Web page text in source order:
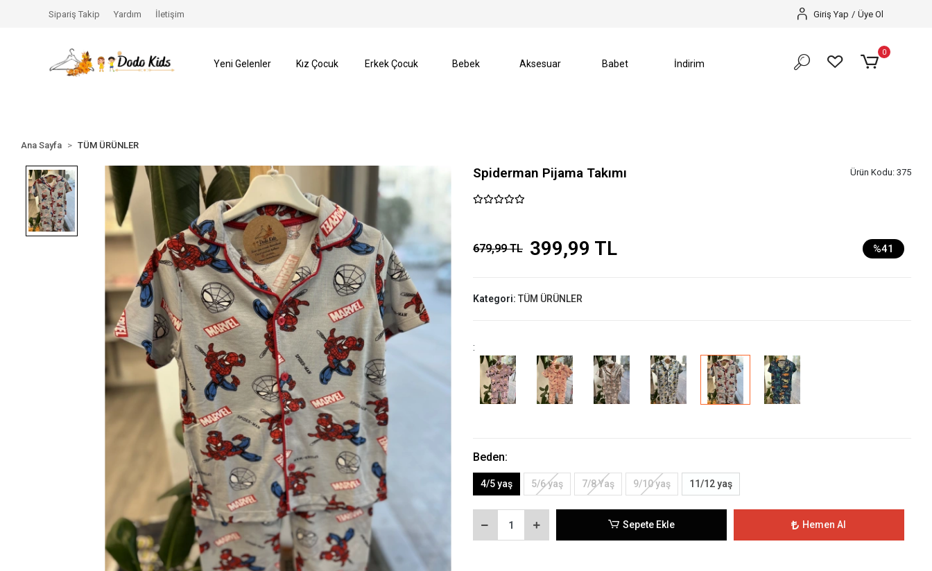
SEZON SONU %70’e VARAN İNDİRİMLER BAŞLADI️ SEZON SONU %70’e VARAN İNDİRİMLER BAŞLADI️
Sipariş Takip Yardım İletişim Giriş Yap / Üye Ol
Yeni Gelenler Kız Çocuk Erkek Çocuk Bebek Aksesuar Babet İndirim
0
Ana Sayfa TÜM ÜRÜNLER
Spiderman Pijama Takımı Ürün Kodu: 375
679,99 TL 399,99 TL %41
Kategori: TÜM ÜRÜNLER
:
Beden:
4/5 yaş 5/6 yaş 7/8 Yaş 9/10 yaş 11/12 yaş
Sepete Ekle Hemen Al